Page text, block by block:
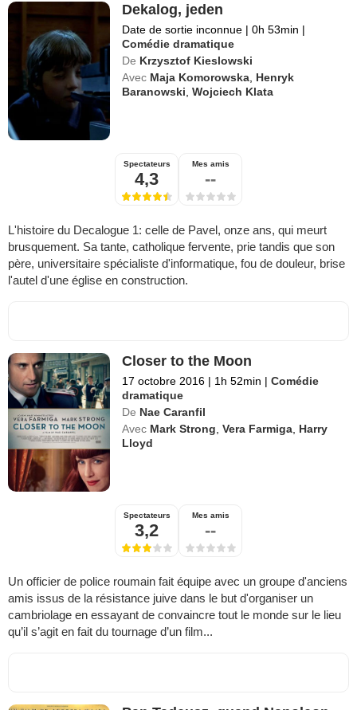
Dekalog, jeden
Date de sortie inconnue | 0h 53min |
Comédie dramatique
De Krzysztof Kieslowski
Avec Maja Komorowska Henryk
Baranowski ,Wojciech Klata
Spectateurs
4,3
Mes amis
--
L'histoire du Decalogue 1: celle de Pavel, onze ans, qui meurt
brusquement. Sa tante, catholique fervente, prie tandis que son
père, universitaire spécialiste d'informatique, fou de douleur, brise
l'autel d'une église en construction.
Closer to the Moon
17 octobre 2016 | 1h 52min | Comédie
dramatique
De Nae Caranfil
Avec Mark Strong ,Vera Farmiga Harry
Lloyd
Spectateurs
3,2
Mes amis
--
Un officier de police roumain fait équipe avec un groupe d'anciens
amis issus de la résistance juive dans le but d'organiser un
cambriolage en essayant de convaincre tout le monde sur le lieu
qu’il s’agit en fait du tournage d’un film...